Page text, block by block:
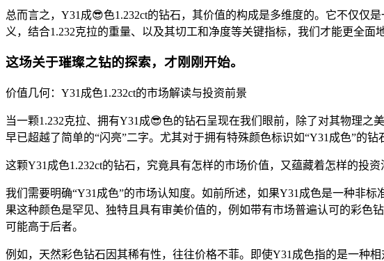
总而言之，Y31成😎色1.232ct的钻石，其价值的构成是多维度的。它不仅仅
义，结合1.232克拉的重量、以及其切工和净度等关键指标，我们才能更全面
这场关于璀璨之钻的探索，才刚刚开始。
价值几何：Y31成色1.232ct的市场解读与投资前景
当一颗1.232克拉、拥有Y31成😎色的钻石呈现在我们眼前，除了对其物理
早已超越了简单的“闪亮”二字。尤其对于拥有特殊颜色标识如“Y31成色”的钻
这颗Y31成色1.232ct的钻石，究竟具有怎样的市场价值，又蕴藏着怎样的投资
我们需要明确“Y31成色”的市场认知度。如前所述，如果Y31成色是一种非
果这种颜色是罕见、独特且具有审美价值的，例如带有市场普遍认可的彩色
可能高于后者。
例如，天然彩色钻石因其稀有性，往往价格不菲。即使Y31成色指的是一种